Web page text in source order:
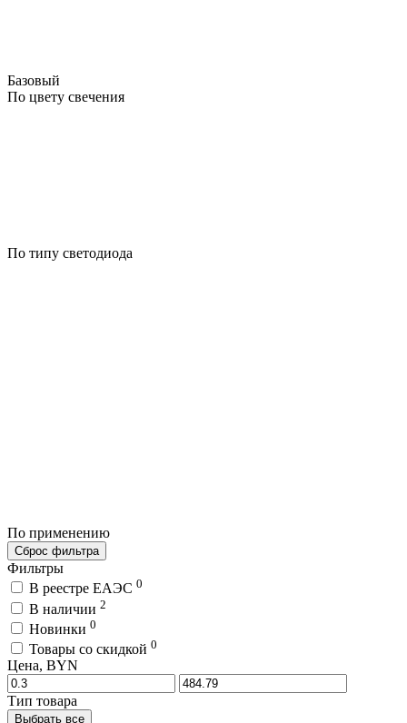
Базовый
По цвету свечения
По типу светодиода
По применению
Сброс фильтра
Фильтры
В реестре ЕАЭС 0
В наличии 2
Новинки 0
Товары со скидкой 0
Цена, BYN
Тип товара
Выбрать все